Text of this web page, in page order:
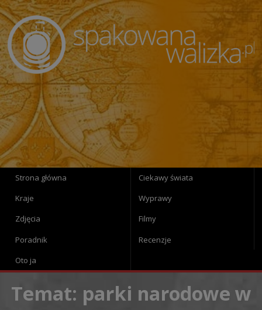
Strona główna
Ciekawy świata
Kraje
Wyprawy
Zdjęcia
Filmy
Poradnik
Recenzje
Oto ja
Temat: parki narodowe w